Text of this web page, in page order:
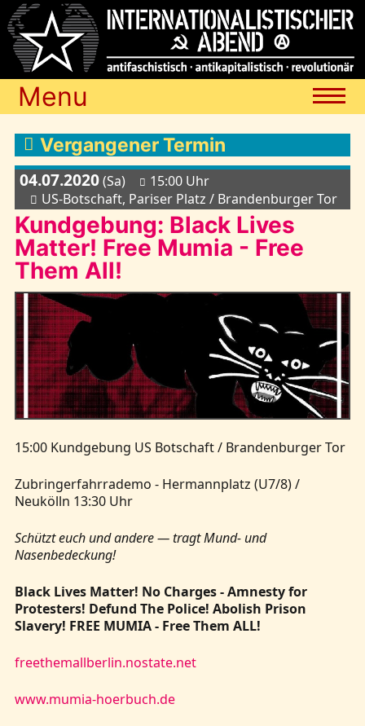
Menu
Termine
Blog
Media
Archiv
Kontakt
Vergangener Termin
04.07.2020(Sa)
15:00 Uhr
US-Botschaft, Pariser Platz / Brandenburger Tor
Kundgebung: Black Lives
Matter! Free Mumia - Free
Them All!
15:00 Kundgebung US Botschaft / Brandenburger Tor
Zubringerfahrrademo - Hermannplatz (U7/8) /
Neukölln 13:30 Uhr
Schützt euch und andere — tragt Mund- und
Nasenbedeckung!
Black Lives Matter! No Charges - Amnesty for
Protesters! Defund The Police! Abolish Prison
Slavery! FREE MUMIA - Free Them ALL!
freethemallberlin.nostate.net
www.mumia-hoerbuch.de